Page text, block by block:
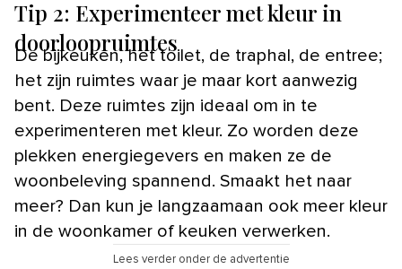
Tip 2: Experimenteer met kleur in
doorloopruimtes
De bijkeuken, het toilet, de traphal, de entree;
het zijn ruimtes waar je maar kort aanwezig
bent. Deze ruimtes zijn ideaal om in te
experimenteren met kleur. Zo worden deze
plekken energiegevers en maken ze de
woonbeleving spannend. Smaakt het naar
meer? Dan kun je langzaamaan ook meer kleur
in de woonkamer of keuken verwerken.
Lees verder onder de advertentie